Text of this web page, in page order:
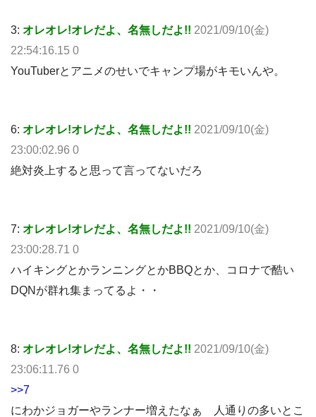
3: オレオレ!オレだよ、名無しだよ!! 2021/09/10(金)
22:54:16.15 0
YouTuberとアニメのせいでキャンプ場がキモいんや。
6: オレオレ!オレだよ、名無しだよ!! 2021/09/10(金)
23:00:02.96 0
絶対炎上すると思って言ってないだろ
7: オレオレ!オレだよ、名無しだよ!! 2021/09/10(金)
23:00:28.71 0
ハイキングとかランニングとかBBQとか、コロナで酷い
DQNが群れ集まってるよ・・
8: オレオレ!オレだよ、名無しだよ!! 2021/09/10(金)
23:06:11.76 0
>>7
にわかジョガーやランナー増えたなぁ 人通りの多いとこ